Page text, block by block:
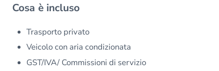
Cosa è incluso
Trasporto privato
Veicolo con aria condizionata
GST/IVA/ Commissioni di servizio